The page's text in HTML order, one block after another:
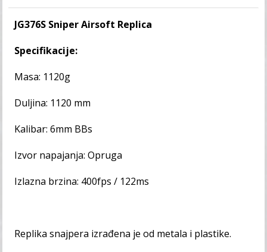
JG376S Sniper Airsoft Replica
Specifikacije:
Masa: 1120g
Duljina: 1120 mm
Kalibar: 6mm BBs
Izvor napajanja: Opruga
Izlazna brzina: 400fps / 122ms
Replika snajpera izrađena je od metala i plastike.